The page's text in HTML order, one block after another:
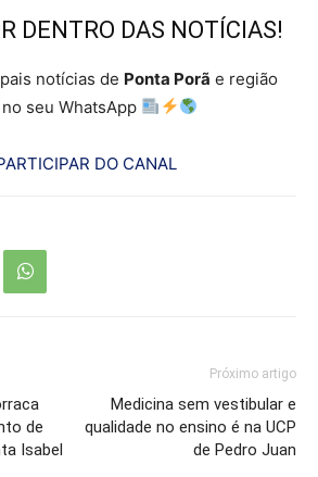
DENTRO DAS NOTÍCIAS!
notícias de Ponta Porã e região
seu WhatsApp
DO CANAL
de
Isabel
Próximo artigo
Medicina sem vestibular e
qualidade no ensino é na UCP
de Pedro Juan